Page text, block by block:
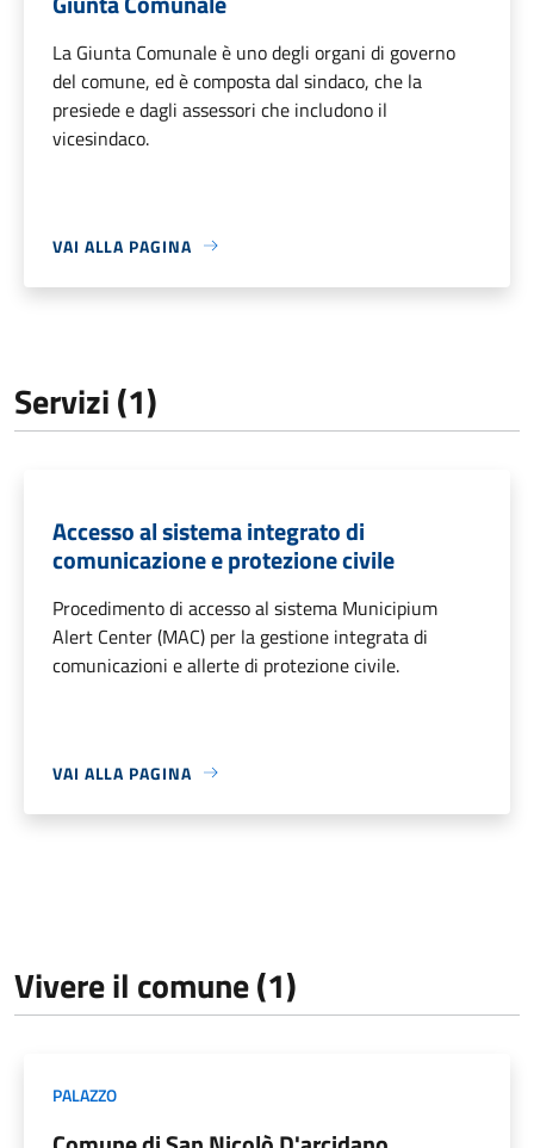
La Giunta Comunale è uno degli organi di governo
del comune, ed è composta dal sindaco, che la
presiede e dagli assessori che includono il
vicesindaco.
VAI ALLA PAGINA
Servizi (1)
Accesso al sistema integrato di
comunicazione e protezione civile
Procedimento di accesso al sistema Municipium
Alert Center (MAC) per la gestione integrata di
comunicazioni e allerte di protezione civile.
VAI ALLA PAGINA
Vivere il comune (1)
PALAZZO